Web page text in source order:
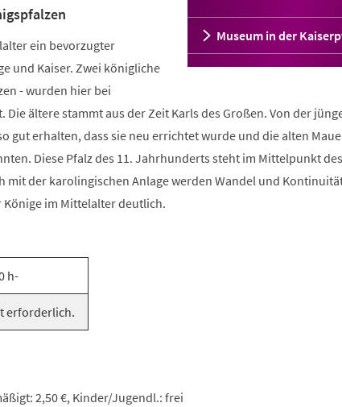
Museum in der
ein bevorzugter
und Kaiser. Zwei königliche
- wurden hier bei
Die ältere stammt aus der Zeit Karls des Großen. Von der
gut erhalten, dass sie neu errichtet wurde und die alten
Diese Pfalz des 11. Jahrhunderts steht im Mittelpunkt des
mit der karolingischen Anlage werden Wandel und
im Mittelalter deutlich.
h-
erforderlich.
2,50 €, Kinder/Jugendl.: frei